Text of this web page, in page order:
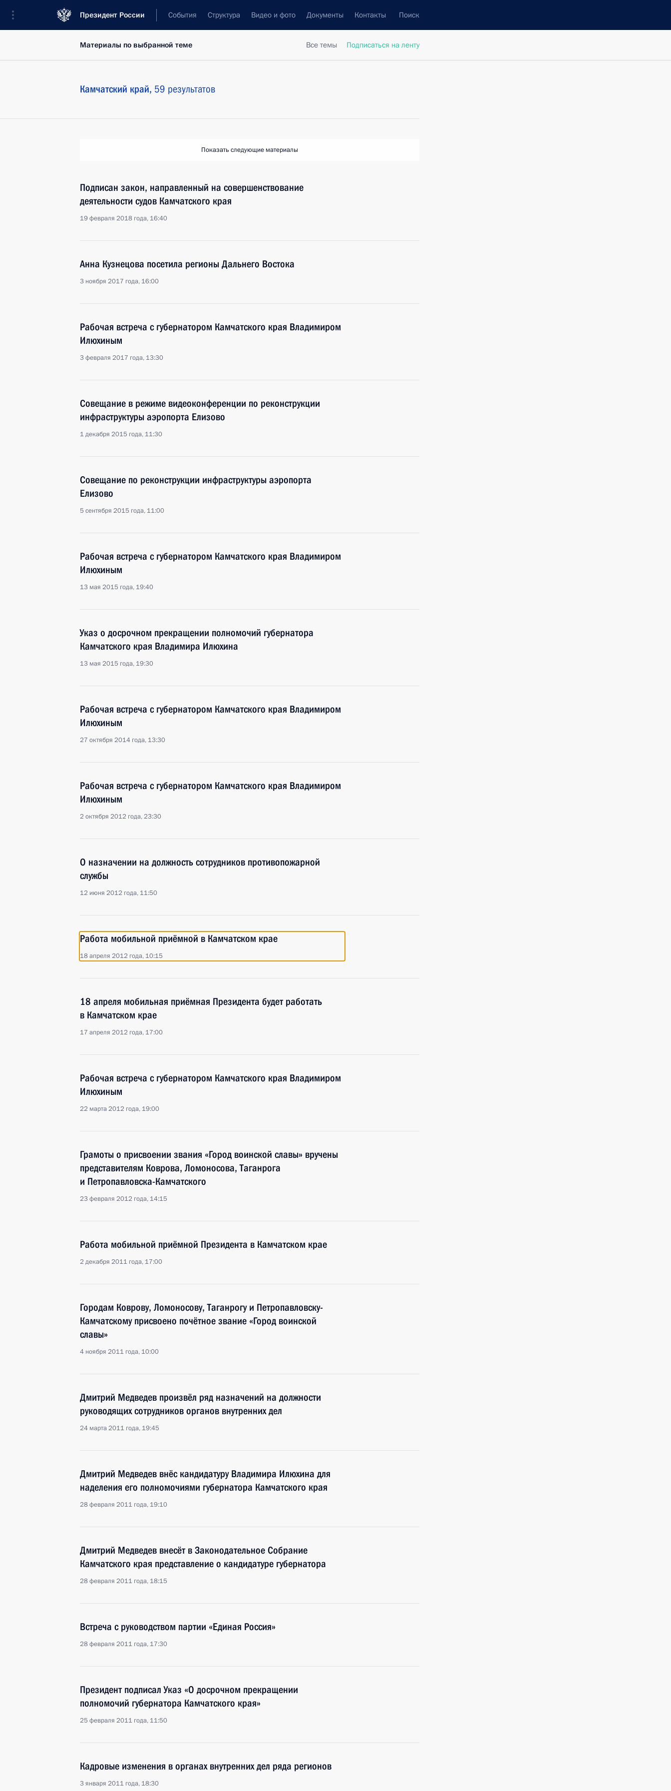
Президент России События Структура Видео и фото Документы Контакты Поиск
Все темы Подписаться на ленту
Материалы по выбранной теме
Камчатский край, 59 результатов
Показать следующие материалы
Подписан закон, направленный на совершенствование
деятельности судов Камчатского края
19 февраля 2018 года, 16:40
Анна Кузнецова посетила регионы Дальнего Востока
3 ноября 2017 года, 16:00
Рабочая встреча с губернатором Камчатского края Владимиром
Илюхиным
3 февраля 2017 года, 13:30
Совещание в режиме видеоконференции по реконструкции
инфраструктуры аэропорта Елизово
1 декабря 2015 года, 11:30
Совещание по реконструкции инфраструктуры аэропорта
Елизово
5 сентября 2015 года, 11:00
Рабочая встреча с губернатором Камчатского края Владимиром
Илюхиным
13 мая 2015 года, 19:40
Указ о досрочном прекращении полномочий губернатора
Камчатского края Владимира Илюхина
13 мая 2015 года, 19:30
Рабочая встреча с губернатором Камчатского края Владимиром
Илюхиным
27 октября 2014 года, 13:30
Рабочая встреча с губернатором Камчатского края Владимиром
Илюхиным
2 октября 2012 года, 23:30
О назначении на должность сотрудников противопожарной
службы
12 июня 2012 года, 11:50
Работа мобильной приёмной в Камчатском крае
18 апреля 2012 года, 10:15
18 апреля мобильная приёмная Президента будет работать
в Камчатском крае
17 апреля 2012 года, 17:00
Рабочая встреча с губернатором Камчатского края Владимиром
Илюхиным
22 марта 2012 года, 19:00
Грамоты о присвоении звания «Город воинской славы» вручены
представителям Коврова, Ломоносова, Таганрога
и Петропавловска-Камчатского
23 февраля 2012 года, 14:15
Работа мобильной приёмной Президента в Камчатском крае
2 декабря 2011 года, 17:00
Городам Коврову, Ломоносову, Таганрогу и Петропавловску-
Камчатскому присвоено почётное звание «Город воинской
славы»
4 ноября 2011 года, 10:00
Дмитрий Медведев произвёл ряд назначений на должности
руководящих сотрудников органов внутренних дел
24 марта 2011 года, 19:45
Дмитрий Медведев внёс кандидатуру Владимира Илюхина для
наделения его полномочиями губернатора Камчатского края
28 февраля 2011 года, 19:10
Дмитрий Медведев внесёт в Законодательное Собрание
Камчатского края представление о кандидатуре губернатора
28 февраля 2011 года, 18:15
Встреча с руководством партии «Единая Россия»
28 февраля 2011 года, 17:30
Президент подписал Указ «О досрочном прекращении
полномочий губернатора Камчатского края»
25 февраля 2011 года, 11:50
Кадровые изменения в органах внутренних дел ряда регионов
3 января 2011 года, 18:30